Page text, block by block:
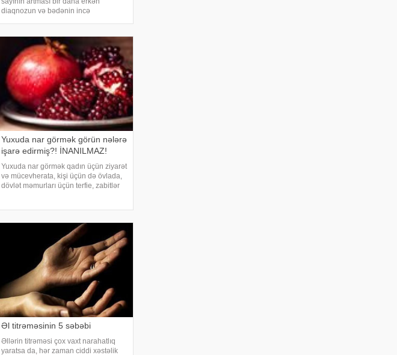
diaqnozun və bədənin incə
Məşhur inancın əksinə olaraq,
xərçəng növləri həmişə ağı
Yuxuda nar görmək görün nələrə
işarə edirmiş?! İNANILMAZ!
Yuxuda nar görmək qadın üçün ziyarət
və mücevherata, kişi üçün də övlada,
dövlət məmurları üçün terfie, zabitlər
Əl titrəməsinin 5 səbəbi
Əllərin titrəməsi çox vaxt narahatlıq
yaratsa da, hər zaman ciddi xəstəlik